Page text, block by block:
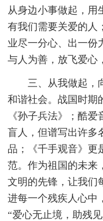
从身边小事做起，用
有我们需要关爱的人
业尽一分心、出一份
与人为善，放飞爱心
三、从我做起，向
和谐社会。战国时期
《孙子兵法》；酷
盲人，但谱写出许多
品；《千手观音》更
范。作为祖国的未来
文明的先锋，让我们
进每一个残疾人心中
“爱心无止境，助残